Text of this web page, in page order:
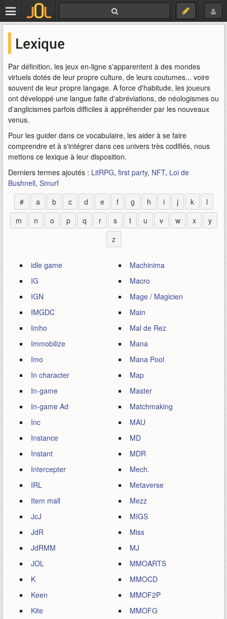
Lexique
Par définition, les jeux en-ligne s'apparentent à des mondes
virtuels dotés de leur propre culture, de leurs coutumes... voire
souvent de leur propre langage. A force d'habitude, les joueurs
ont développé une langue faite d'abréviations, de néologismes ou
d'anglicismes parfois difficiles à appréhender par les nouveaux
venus.
Pour les guider dans ce vocabulaire, les aider à se faire
comprendre et à s'intégrer dans ces univers très codifiés, nous
mettons ce lexique à leur disposition.
Derniers termes ajoutés : LitRPG, first party, NFT, Loi de
Bushnell, Smurf
#
a b c d e f g h i j k
l
m
n o p q r s t u v w x
y
z
idle game
IG
IGN
IMGDC
Imho
Immobilize
Imo
In character
In-game
In-game Ad
Inc
Instance
Instant
Intercepter
IRL
Item mall
JcJ
JdR
JdRMM
JOL
K
Keen
Kite
Machinima
Macro
Mage / Magicien
Main
Mal de Rez
Mana
Mana Pool
Map
Master
Matchmaking
MAU
MD
MDR
Mech.
Metaverse
Mezz
MIGS
Miss
MJ
MMOARTS
MMOCD
MMOF2P
MMOFG